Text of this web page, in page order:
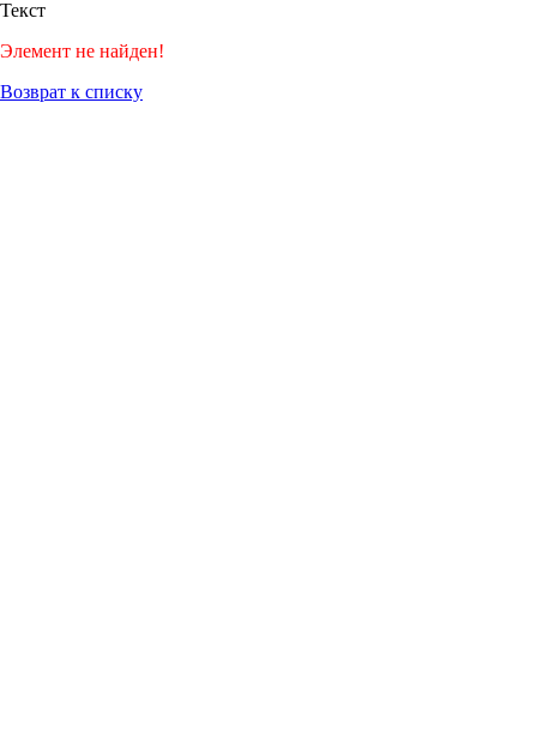
Текст
Элемент не найден!
Возврат к списку